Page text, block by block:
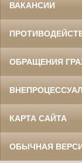
ВАКАНСИИ
ОБРАЩЕНИЯ
КАРТА САЙТА
ОБЫЧНАЯ